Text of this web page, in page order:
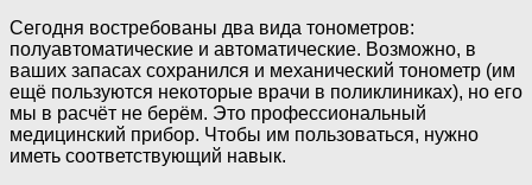
Сегодня востребованы два вида тонометров:
полуавтоматические и автоматические. Возможно, в
ваших запасах сохранился и механический тонометр (им
ещё пользуются некоторые врачи в поликлиниках), но его
мы в расчёт не берём. Это профессиональный
медицинский прибор. Чтобы им пользоваться, нужно
иметь соответствующий навык.